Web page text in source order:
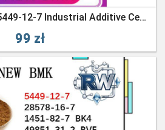
Stable Batch BMK 5449-12-7 Industrial Additive Certified
99 zł